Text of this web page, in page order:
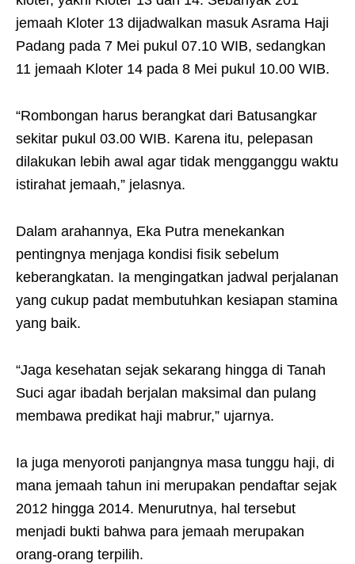
jemaah Kloter 13 dijadwalkan masuk Asrama Haji
Padang pada 7 Mei pukul 07.10 WIB, sedangkan
11 jemaah Kloter 14 pada 8 Mei pukul 10.00 WIB.
“Rombongan harus berangkat dari Batusangkar
sekitar pukul 03.00 WIB. Karena itu, pelepasan
dilakukan lebih awal agar tidak mengganggu waktu
istirahat jemaah,” jelasnya.
Dalam arahannya, Eka Putra menekankan
pentingnya menjaga kondisi fisik sebelum
keberangkatan. Ia mengingatkan jadwal perjalanan
yang cukup padat membutuhkan kesiapan stamina
yang baik.
“Jaga kesehatan sejak sekarang hingga di Tanah
Suci agar ibadah berjalan maksimal dan pulang
membawa predikat haji mabrur,” ujarnya.
Ia juga menyoroti panjangnya masa tunggu haji, di
mana jemaah tahun ini merupakan pendaftar sejak
2012 hingga 2014. Menurutnya, hal tersebut
menjadi bukti bahwa para jemaah merupakan
orang-orang terpilih.